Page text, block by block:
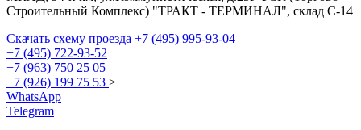
Строительный Комплекс) "ТРАКТ - ТЕРМИНАЛ", склад С-14
Скачать схему проезда +7 (495) 995-93-04
+7 (495) 722-93-52
+7 (963) 750 25 05
+7 (926) 199 75 53 >
WhatsApp
Telegram